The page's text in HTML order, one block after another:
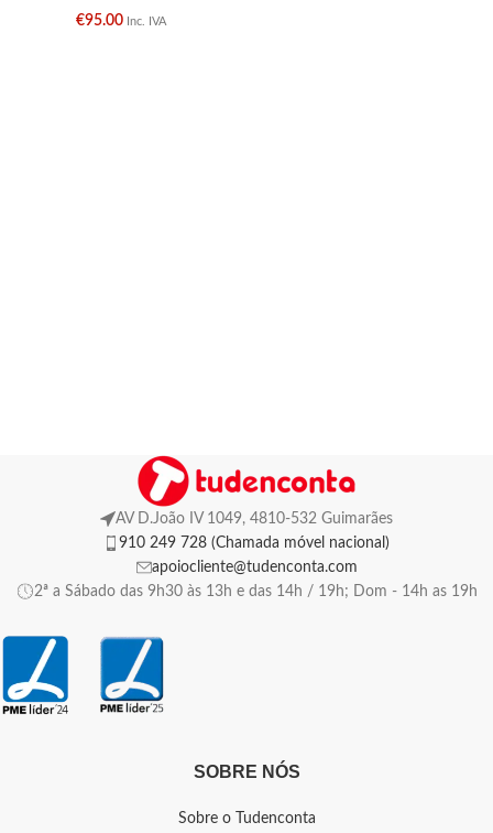
€95.00 Inc. IVA
AV D.João IV 1049, 4810-532 Guimarães
910 249 728 (Chamada móvel nacional)
apoiocliente@tudenconta.com
2ª a Sábado das 9h30 às 13h e das 14h / 19h; Dom - 14h as 19h
SOBRE NÓS
Sobre o Tudenconta